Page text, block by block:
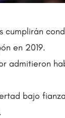
cumplirán
en 2019.
admitieron
bajo